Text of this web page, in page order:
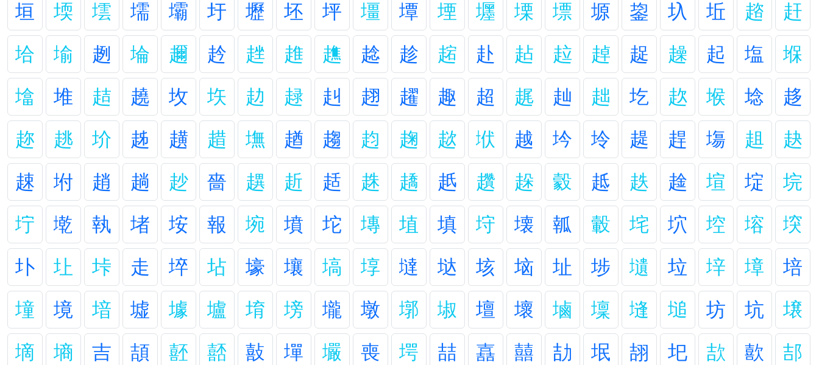
垣 堧 墵 壖 壩 圩 壢 坯 坪 壃 墰 堙 壥 塛 墂 塬 鋆 圦 坵 趦
赶
垥
堬 趔 埨 趰 赺 趖 趡 趭 趝 趁 趤 赴 趈 趇 趠 趗 趮 起 塩
堢
墖
堆 趌 趬 坆 垁 赲 趢 赳 趐 趯 趣 超 趘 赸 趉 圪 赼 堠 埝
趍
趂
趒 圿 趀 趪 趞 墲 趥 趨 赹 趜 趑 垘 越 坅 坽 趧 趕 塲 趄
赽
趚
坿 趙 趟 赻 嗇 趩 赾 趏 趎 趫 赿 趲 趓 豰 趆 趃 趛 塇 埞
垸
坾
墘 執 堵 垵 報 埦 墳 坨 塼 埴 填 垨 壊 瓡 轂 垞 坹 埪 塎
堗
圤
圵 垰 走 埣 坫 壕 壤 塙 埻 墶 垯 垓 垴 址 埗 壝 垃 垶 墇
培
墥
境 堷 墟 壉 壚 堉 塝 壠 墩 墎 埱 壇 壞 塷 壈 塳 塠 坊 坑
壌
墑
墒 吉 頡 噽 嚭 敼 墠 壧 喪 堮 喆 嚞 囍 劼 垊 翓 圯 欯 歖
郆